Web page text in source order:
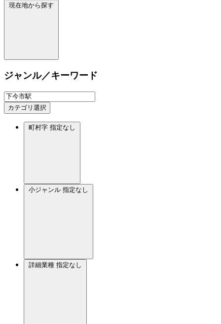
現在地から探す
ジャンル／キーワード
カテゴリ選択
町村字 指定なし
小ジャンル 指定なし
詳細業種 指定なし